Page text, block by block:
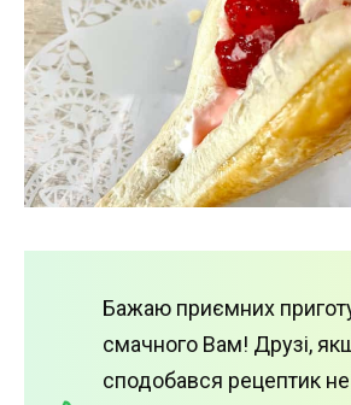
Бажаю приємних
смачного Вам! Друзі,
сподобався рецептик